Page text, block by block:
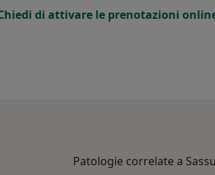
di attivare le prenotazioni
Patologie correlate a